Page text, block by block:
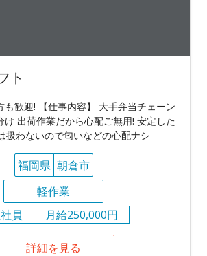
ト
も歓迎! 【仕事内容】 大手弁当チェーン
け 出荷作業だから心配ご無用! 安定した
扱わないので匂いなどの心配ナシ
福岡県 朝倉市
軽作業
員
月給250,000円
詳細を見る